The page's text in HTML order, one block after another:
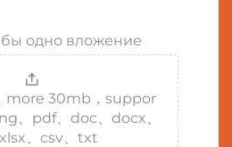
бы одно вложение
more 30mb，suppor
、pdf、doc、docx、
、csv、txt